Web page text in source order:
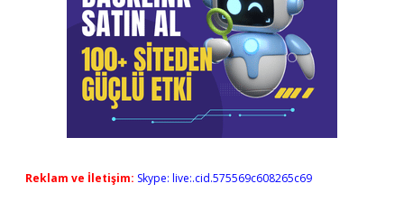
Reklam ve İletişim: Skype: live:.cid.575569c608265c69